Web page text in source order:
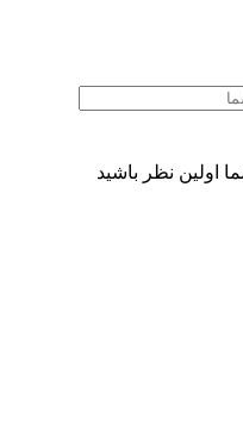
اولین نظر باشید